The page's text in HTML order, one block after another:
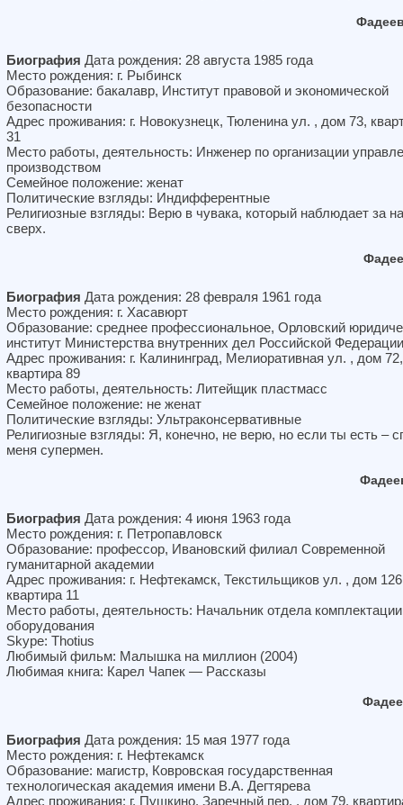
Биография Дата рождения: 28 августа 1985 года
Место рождения: г. Рыбинск
Образование: бакалавр, Институт правовой и экономической
безопасности
Адрес проживания: г. Новокузнецк, Тюленина ул. , дом 73,
31
Место работы, деятельность: Инженер по организации
производством
Семейное положение: женат
Политические взгляды: Индифферентные
Религиозные взгляды: Верю в чувака, который наблюдает за
сверх.
Биография Дата рождения: 28 февраля 1961 года
Место рождения: г. Хасавюрт
Образование: среднее профессиональное, Орловский
институт Министерства внутренних дел Российской Федерации
Адрес проживания: г. Калининград, Мелиоративная ул. , дом 72,
квартира 89
Место работы, деятельность: Литейщик пластмасс
Семейное положение: не женат
Политические взгляды: Ультраконсервативные
Религиозные взгляды: Я, конечно, не верю, но если ты есть –
меня супермен.
Биография Дата рождения: 4 июня 1963 года
Место рождения: г. Петропавловск
Образование: профессор, Ивановский филиал Современной
гуманитарной академии
Адрес проживания: г. Нефтекамск, Текстильщиков ул. , дом
квартира 11
Место работы, деятельность: Начальник отдела комплектации
оборудования
Skype: Thotius
Любимый фильм: Малышка на миллион (2004)
Любимая книга: Карел Чапек — Рассказы
Биография Дата рождения: 15 мая 1977 года
Место рождения: г. Нефтекамск
Образование: магистр, Ковровская государственная
технологическая академия имени В.А. Дегтярева
Адрес проживания: г. Пушкино, Заречный пер. , дом 79,